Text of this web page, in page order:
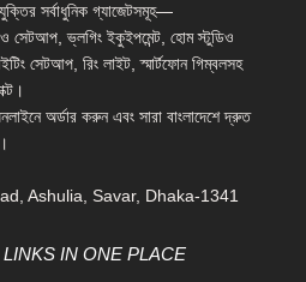
সর্বাধুনিক গ্যাজেটসমূহ—
সেটআপ, ভ্লগিং ইকুইপমেন্ট, হোম স্টুডিও
সেটআপ, রিং লাইট, স্মার্টফোন গিম্বলসহ
অর্ডার করুন এবং সারা বাংলাদেশে দ্রুত
Ashulia, Savar, Dhaka-1341
IN ONE PLACE